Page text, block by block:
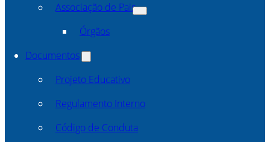
Associação de Pais
Órgãos
Documentos
Projeto Educativo
Regulamento Interno
Código de Conduta